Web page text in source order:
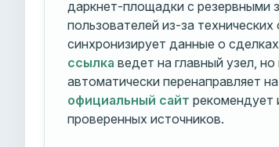
даркнет-площадки с резервными
пользователей из-за технических
синхронизирует данные о
ссылка ведет на главный узел,
автоматически перенаправляет на
официальный сайт рекомендует
проверенных источников.